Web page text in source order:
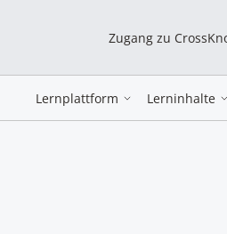
Zugang zu
Lernplattform Lerninhalte